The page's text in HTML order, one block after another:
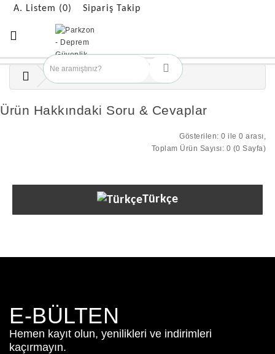
A. Listem (0) Sipariş Takip
Ürün Hakkındaki Soru & Cevaplar
Gösterilen: 0 ile 0 arası,
Toplam Ürün Sayısı: 0 (0 Sayfa)
Türkçe
E-BÜLTEN
Hemen kayıt olun, yenilikleri ve indirimleri
kaçırmayın.